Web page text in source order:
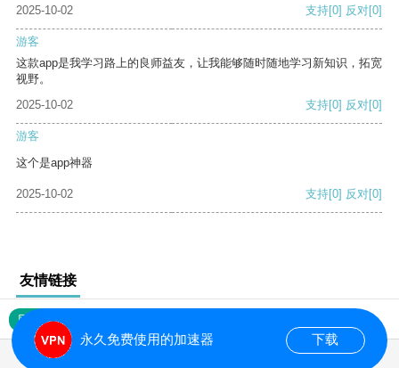
2025-10-02 支持[0] 反对[0]
游客
这款app是我学习路上的良师益友，让我能够随时随地学习新知识，拓宽
视野。
2025-10-02
支持[0] 反对[0]
游客
这个是app神器
2025-10-02 支持[0] 反对[0]
友情链接
网站地图
永久免费使用的加速器 下载